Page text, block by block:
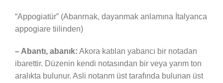
“Appogiatür” (Abanrnak, dayanmak anlamına İtalyanca
appogiare tiilinden)
– Abantı, abanık: Akora katılan yabancı bir notadan
ibarettir. Düzenin kendi notasından bir veya yarım ton
aralıkta bulunur. Asli notanm üst tarafında bulunan üst